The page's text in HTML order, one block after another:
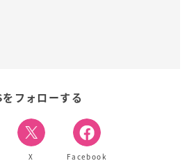
フォローする
X Facebook